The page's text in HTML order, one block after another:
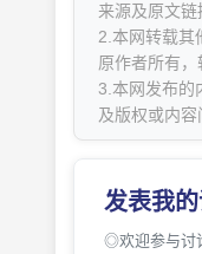
来源及原文链
2.本网转载其
原作者所有，
3.本网发布的
及版权或内容
发表我
◎欢迎参与讨